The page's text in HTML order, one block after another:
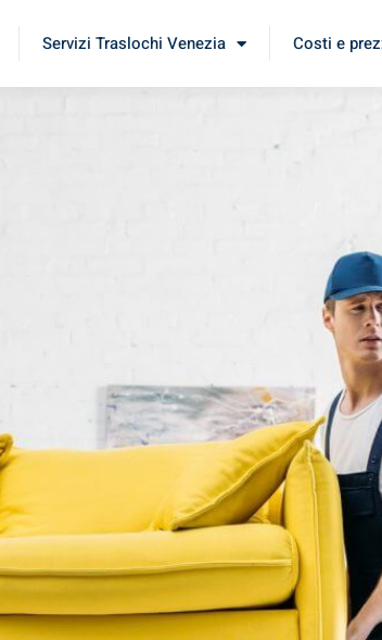
Servizi Traslochi Venezia Costi e